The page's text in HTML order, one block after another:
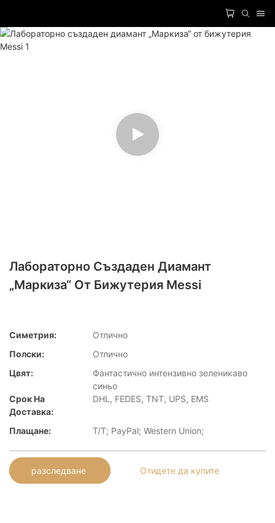
Лабораторно Създаден Диамант
„Маркиза“ От Бижутерия Messi
Симетрия:
Отлично
Полски:
Отлично
Цвят:
Фантастично интензивно зеленикаво
синьо
Срок На
Доставка:
DHL, FEDES, TNT, UPS, EMS
Плащане: Т/Т; PayPal; Western Union;
разследване Отидете да купите